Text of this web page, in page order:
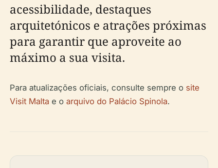
acessibilidade, destaques
arquitetónicos e atrações próximas
para garantir que aproveite ao
máximo a sua visita.
Para atualizações oficiais, consulte sempre o site
Visit Malta e o arquivo do Palácio Spinola.